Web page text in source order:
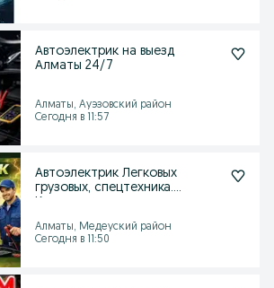
Автоэлектрик на выезд
Алматы 24/7
Алматы, Ауэзовский район
Сегодня в 11:57
Автоэлектрик Легковых
грузовых, спецтехника.
Алматы, Медеуский район
Сегодня в 11:50